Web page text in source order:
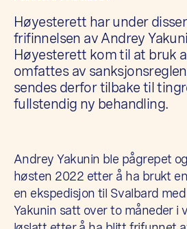
Høyesterett har under
frifinnelsen av Andrey
Høyesterett kom til at bruk
omfattes av
sendes derfor tilbake til
fullstendig ny behandling.
Andrey Yakunin ble pågrepet
høsten 2022 etter å ha brukt
en ekspedisjon til Svalbard
Yakunin satt over to måneder i